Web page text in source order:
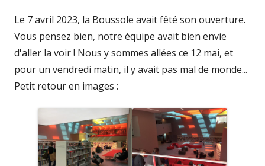
Le 7 avril 2023, la Boussole avait fêté son ouverture.
Vous pensez bien, notre équipe avait bien envie
d'aller la voir ! Nous y sommes allées ce 12 mai, et
pour un vendredi matin, il y avait pas mal de monde...
Petit retour en images :